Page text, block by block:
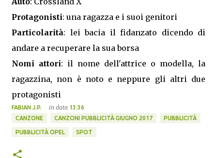
Protagonisti: una ragazza e i suoi genitori
Particolarità: lei bacia il fidanzato dicendo di
andare a recuperare la sua borsa
Nomi attori: il nome dell'attrice o modella, la
ragazzina, non è noto e neppure gli altri due
protagonisti
FABIAN J.P. in data 13:36
CANZONE
CANZONI PUBBLICITÀ GIUGNO 2017 PUBBLICITÀ
PUBBLICITÀ OPEL SPOT